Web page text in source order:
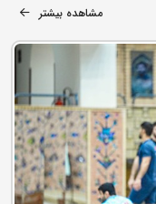
مشاهده بیشتر